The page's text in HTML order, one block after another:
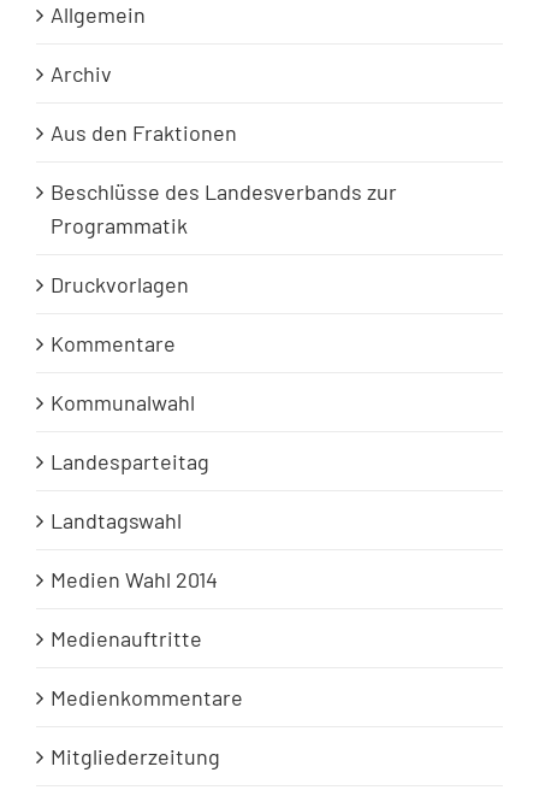
Allgemein
Archiv
Aus den Fraktionen
Beschlüsse des Landesverbands zur
Programmatik
Druckvorlagen
Kommentare
Kommunalwahl
Landesparteitag
Landtagswahl
Medien Wahl 2014
Medienauftritte
Medienkommentare
Mitgliederzeitung